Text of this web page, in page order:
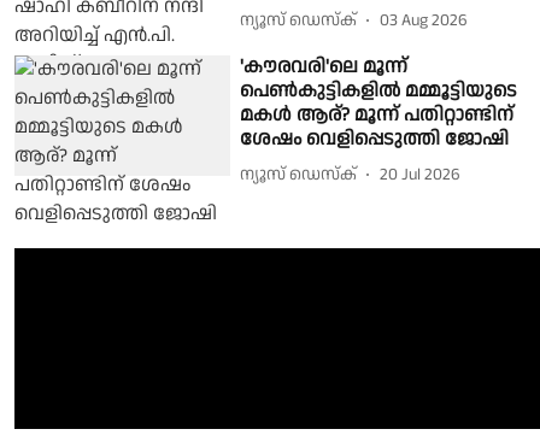
ന്യൂസ് ഡെസ്ക് 03 Aug 2026
'കൗരവരി'ലെ മൂന്ന്
പെൺകുട്ടികളിൽ മമ്മൂട്ടിയുടെ
മകൾ ആര്? മൂന്ന് പതിറ്റാണ്ടിന്
ശേഷം വെളിപ്പെടുത്തി ജോഷി
ന്യൂസ് ഡെസ്ക് 20 Jul 2026